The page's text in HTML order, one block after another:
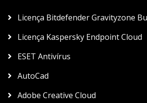
Licença Bitdefender Gravityzone
Licença Kaspersky Endpoint Cloud
ESET Antivírus
AutoCad
Adobe Creative Cloud